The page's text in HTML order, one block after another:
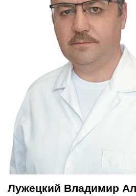
Лужецкий Владимир